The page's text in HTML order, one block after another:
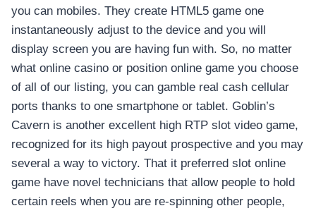
you can mobiles. They create HTML5 game one
instantaneously adjust to the device and you will
display screen you are having fun with. So, no matter
what online casino or position online game you choose
of all of our listing, you can gamble real cash cellular
ports thanks to one smartphone or tablet. Goblin’s
Cavern is another excellent high RTP slot video game,
recognized for its high payout prospective and you may
several a way to victory. That it preferred slot online
game have novel technicians that allow people to hold
certain reels when you are re-spinning other people,